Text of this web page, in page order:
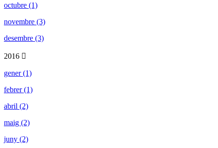
octubre (1)
novembre (3)
desembre (3)
2016
gener (1)
febrer (1)
abril (2)
maig (2)
juny (2)